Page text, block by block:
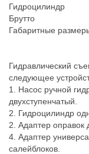
Брутто
Габаритные
Гидравлический
следующее
1. Насос ручной
двухступенчатый.
2. Гидроцилиндр
2. Адаптер оправок
4. Адаптер
салейблоков.